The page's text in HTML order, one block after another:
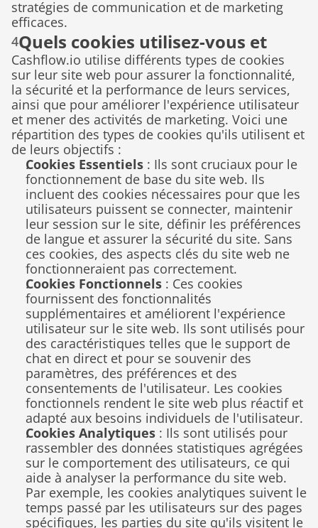
stratégies de communication et de marketing
efficaces.
4Quels cookies utilisez-vous et
pourquoi ?
Cashflow.io utilise différents types de cookies
sur leur site web pour assurer la fonctionnalité,
la sécurité et la performance de leurs services,
ainsi que pour améliorer l'expérience utilisateur
et mener des activités de marketing. Voici une
répartition des types de cookies qu'ils utilisent et
de leurs objectifs :
Cookies Essentiels : Ils sont cruciaux pour le
fonctionnement de base du site web. Ils
incluent des cookies nécessaires pour que les
utilisateurs puissent se connecter, maintenir
leur session sur le site, définir les préférences
de langue et assurer la sécurité du site. Sans
ces cookies, des aspects clés du site web ne
fonctionneraient pas correctement.
Cookies Fonctionnels : Ces cookies
fournissent des fonctionnalités
supplémentaires et améliorent l'expérience
utilisateur sur le site web. Ils sont utilisés pour
des caractéristiques telles que le support de
chat en direct et pour se souvenir des
paramètres, des préférences et des
consentements de l'utilisateur. Les cookies
fonctionnels rendent le site web plus réactif et
adapté aux besoins individuels de l'utilisateur.
Cookies Analytiques : Ils sont utilisés pour
rassembler des données statistiques agrégées
sur le comportement des utilisateurs, ce qui
aide à analyser la performance du site web.
Par exemple, les cookies analytiques suivent le
temps passé par les utilisateurs sur des pages
spécifiques, les parties du site qu'ils visitent le